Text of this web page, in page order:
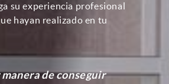
su experiencia profesional
hayan realizado en tu
de conseguir